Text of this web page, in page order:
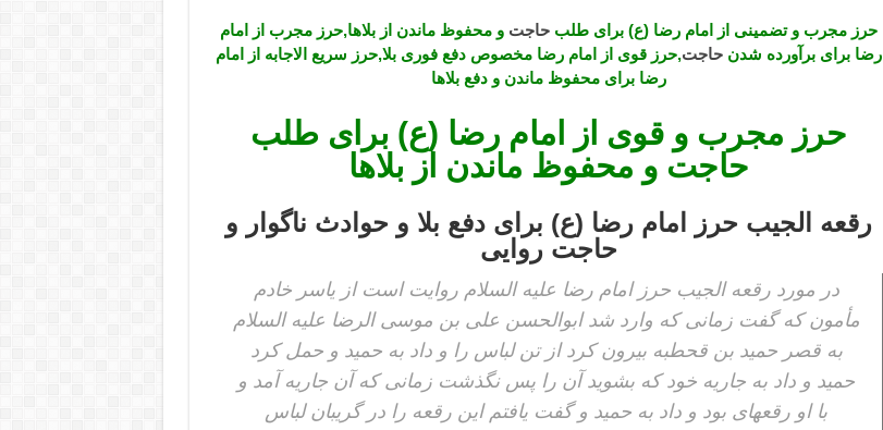
حرز مجرب و تضمینی از امام رضا (ع) برای طلبحاجت و محفوظ ماندن از بلاها,حرز مجرب از امام
رضا برای برآورده شدنحاجت,حرز قوی از امام رضا مخصوص دفع فوری بلا,حرز سریع الاجابه از امام
رضا برای محفوظ ماندن و دفع بلاها
حرز مجرب و قوی از امام رضا (ع) برای طلب
حاجت و محفوظ ماندن از بلاها
رقعه الجیب حرز امام رضا (ع) برای دفع بلا و حوادث ناگوار و
حاجت روایی
در مورد رقعه الجیب حرز امام رضا علیه السلام روایت است از یاسر خادم
مأمون که گفت زمانى که وارد شد ابوالحسن على بن موسى الرضا علیه السلام
به قصر حمید بن قحطبه بیرون کرد از تن لباس را و داد به حمید و حمل کرد
حمید و داد به جاریه خود که بشوید آن را پس نگذشت زمانى که آن جاریه آمد و
با او رقعهاى بود و داد به حمید و گفت یافتم این رقعه را در گریبان لباس